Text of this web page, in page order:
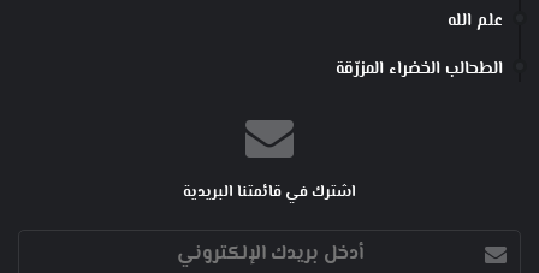
علم الله
الطحالب الخضراء المزرّقة
اشترك في قائمتنا البريدية
أدخل
بريدك